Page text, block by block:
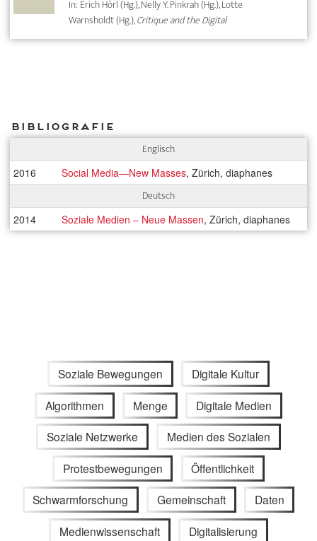
In: Erich Hörl (Hg.), Nelly Y. Pinkrah (Hg.), Lotte
Warnsholdt (Hg.),Critique and the Digital
Bibliografie
Englisch
2016 Social Media—New Masses, Zürich, diaphanes
Deutsch
2014 Soziale Medien – Neue Massen, Zürich, diaphanes
Soziale Bewegungen Digitale Kultur
Algorithmen Menge Digitale Medien
Soziale Netzwerke Medien des Sozialen
Protestbewegungen Öffentlichkeit
Schwarmforschung Gemeinschaft Daten
Medienwissenschaft Digitalisierung